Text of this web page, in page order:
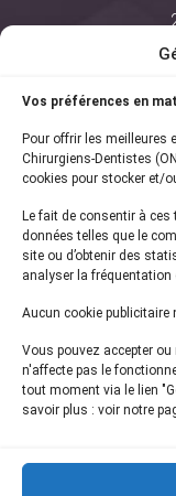
Vos préférences en
Pour offrir les meilleures
Chirurgiens-Dentistes
cookies pour stocker et/
Le fait de consentir à
données telles que le
site ou d’obtenir des
analyser la fréquentation
Aucun cookie publicitaire
Vous pouvez accepter
n'affecte pas le
tout moment via le lien
savoir plus : voir notre
Inscrivez-